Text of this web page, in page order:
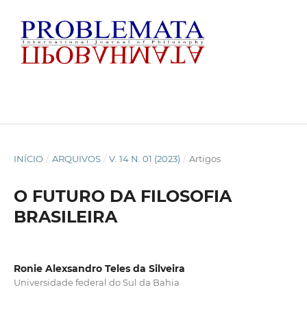
INÍCIO / ARQUIVOS / V. 14 N. 01 (2023) / Artigos
O FUTURO DA FILOSOFIA
BRASILEIRA
Ronie Alexsandro Teles da Silveira
Universidade federal do Sul da Bahia